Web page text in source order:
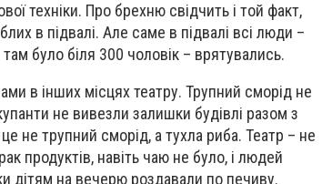
техніки. Про брехню свідчить і той факт,
в підвалі. Але саме в підвалі всі люди –
було біля 300 чоловік – врятувались.
в інших місцях театру. Трупний сморід не
не вивезли залишки будівлі разом з
не трупний сморід, а тухла риба. Театр – не
продуктів, навіть чаю не було, і людей
дітям на вечерю роздавали по печиву.